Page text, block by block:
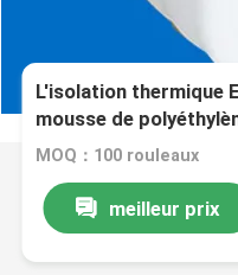
L'isolation thermique
mousse de
MOQ：100 rouleaux
meilleur prix